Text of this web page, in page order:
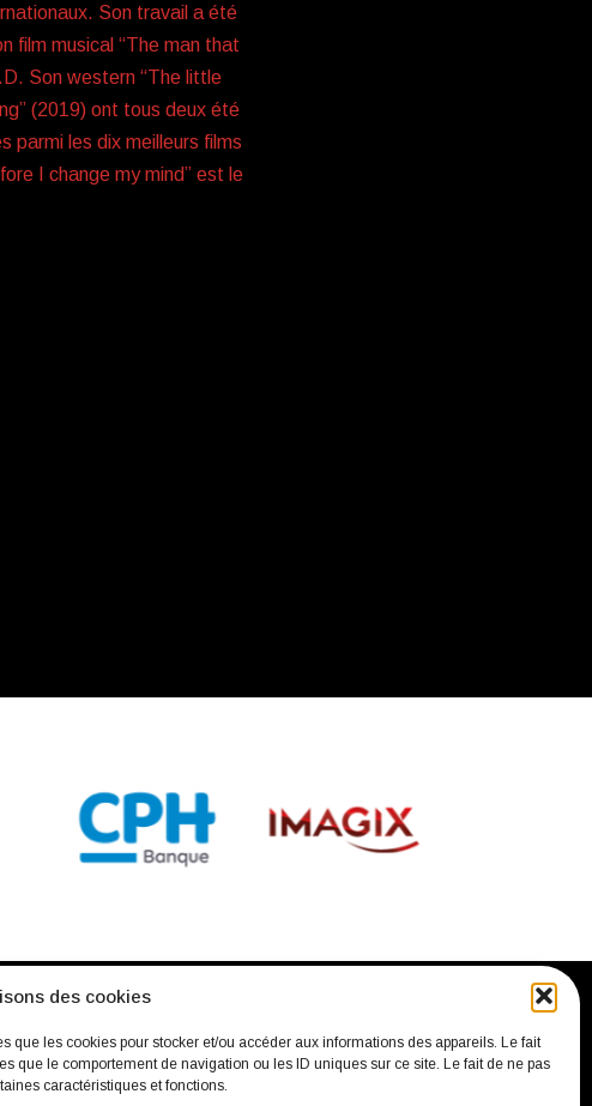
des cookies
les cookies pour stocker et/ou accéder aux informations des appareils. Le fait
que le comportement de navigation ou les ID uniques sur ce site. Le fait de ne pas
caractéristiques et fonctions.
Son travail a été
film musical “The man that
Son western “The little
(2019) ont tous deux été
parmi les dix meilleurs films
I change my mind” est le
de confidentialité Mentions légales Contact